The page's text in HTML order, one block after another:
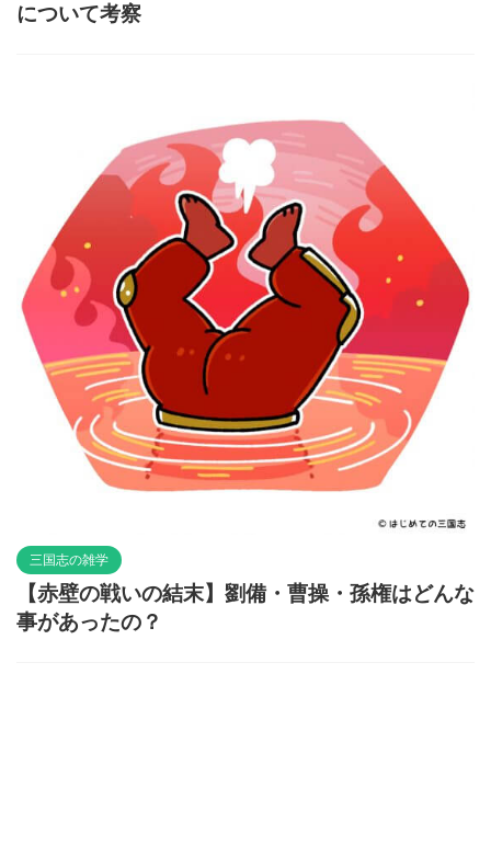
について考察
三国志の雑学
【赤壁の戦いの結末】劉備・曹操・孫権はどんな
事があったの？